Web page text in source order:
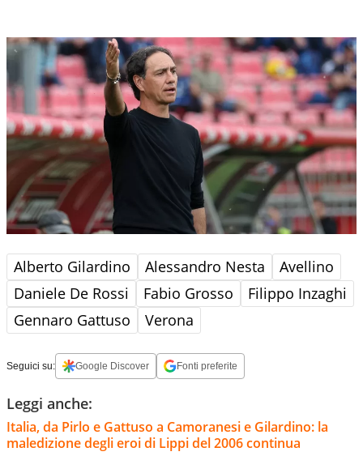
Alberto Gilardino Alessandro Nesta
Avellino
Daniele De Rossi
Fabio Grosso
Filippo Inzaghi
Gennaro Gattuso
Verona
Seguici su: Google Discover Fonti preferite
Leggi anche:
Italia, da Pirlo e Gattuso a Camoranesi e Gilardino: la
maledizione degli eroi di Lippi del 2006 continua